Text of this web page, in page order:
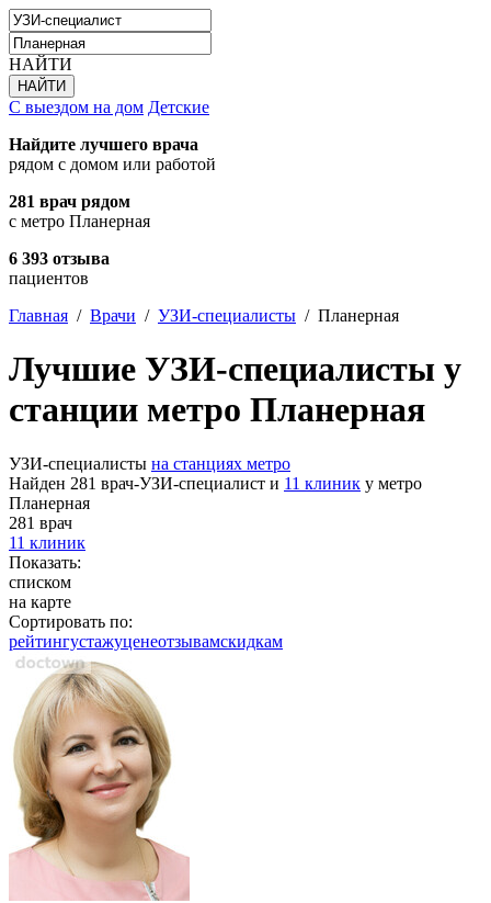
НАЙТИ
С выездом на дом Детские
Найдите лучшего врача
рядом с домом или работой
281 врач рядом
с метро Планерная
6 393 отзыва
пациентов
Главная / Врачи / УЗИ-специалисты / Планерная
Лучшие УЗИ-специалисты у
станции метро Планерная
УЗИ-специалисты на станциях метро
Найден 281 врач-УЗИ-специалист и 11 клиник у метро
Планерная
281 врач
11 клиник
Показать:
списком
на карте
Сортировать по:
рейтингустажуценеотзывамcкидкам